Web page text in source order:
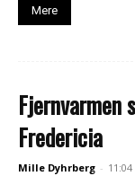
Mere
Fjernvarmen
Fredericia
Mille Dyhrberg -